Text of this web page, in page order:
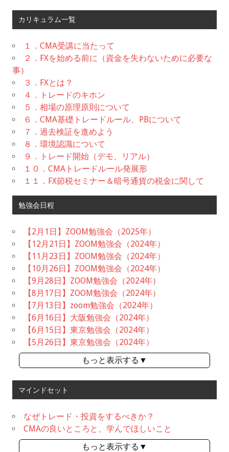
カリキュラム一覧
１．CMA受講に当たって
２．FXを始める前に（資金を失わないために必要な
事）
３．FXとは？
４．トレードのキホン
５．相場の原理原則について
６．CMA基礎トレードルール、PBについて
７．過去検証を進めよう
８．環境認識について
９．トレード開始（デモ、リアル）
１０．CMAトレードルール発展形
１１．FX節税セミナー＆暗号通貨の税金に関して
勉強会日程
【2月1日】ZOOM勉強会（2025年）
【12月21日】ZOOM勉強会（2024年）
【11月23日】ZOOM勉強会（2024年）
【10月26日】ZOOM勉強会（2024年）
【9月28日】ZOOM勉強会（2024年）
【8月17日】ZOOM勉強会（2024年）
【7月13日】zoom勉強会（2024年）
【6月16日】大阪勉強会（2024年）
【6月15日】東京勉強会（2024年）
【5月26日】東京勉強会（2024年）
もっと表示する▼
マインドセット
なぜトレード・投資をするべきか？
CMAの良いところと、学んでほしいこと
もっと表示する▼